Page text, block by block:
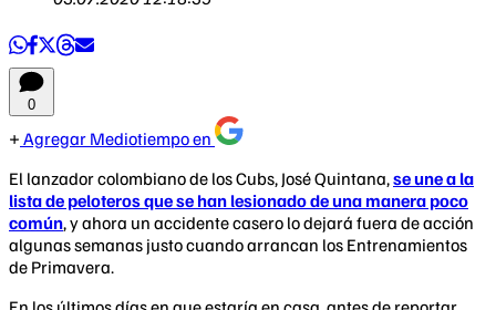
0
Agregar Mediotiempo en
El lanzador colombiano de los Cubs, José Quintana,se une a la
lista de peloteros que se han lesionado de una manera poco
común, y ahora un accidente casero lo dejará fuera de acción
algunas semanas justo cuando arrancan los Entrenamientos
de Primavera.